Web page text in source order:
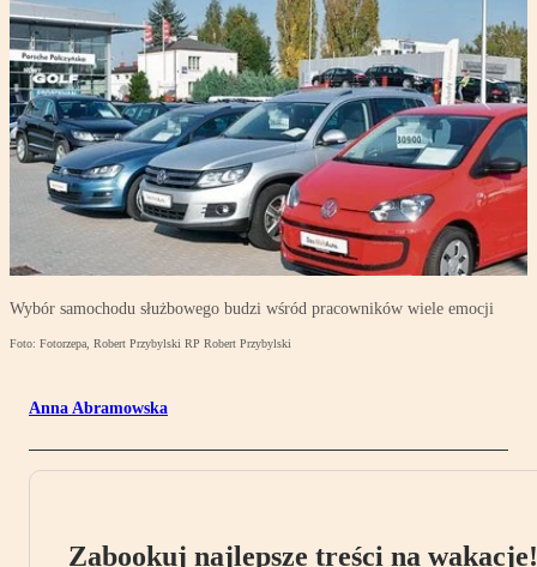
Wybór samochodu służbowego budzi wśród pracowników wiele emocji
Foto: Fotorzepa, Robert Przybylski RP Robert Przybylski
Anna Abramowska
Zabookuj najlepsze treści na wakacje!